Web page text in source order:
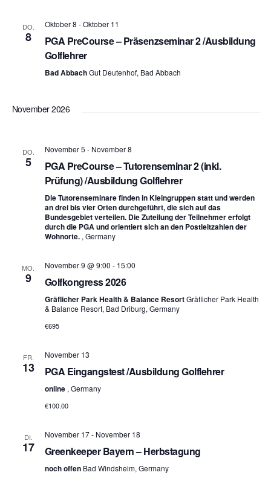
DO.
8
Oktober 8 -Oktober 11
PGA PreCourse – Präsenzseminar 2 /Ausbildung
Golflehrer
Bad AbbachGut Deutenhof, Bad Abbach
November 2026
DO.
5
November 5 - November 8
PGA PreCourse – Tutorenseminar 2 (inkl.
Prüfung) /Ausbildung Golflehrer
Die Tutorenseminare finden in Kleingruppen statt und werden
an drei bis vier Orten durchgeführt, die sich auf das
Bundesgebiet verteilen. Die Zuteilung der Teilnehmer erfolgt
durch die PGA und orientiert sich an den Postleitzahlen der
Wohnorte. , Germany
MO.
9
November 9 @ 9:00 - 15:00
Golfkongress 2026
Gräflicher Park Health & Balance ResortGräflicher Park Health
& Balance Resort, Bad Driburg, Germany
€695
FR.
13
November 13
PGA Eingangstest /Ausbildung Golflehrer
online , Germany
€100.00
DI.
17
November 17- November 18
Greenkeeper Bayern – Herbstagung
noch offen Bad Windsheim, Germany